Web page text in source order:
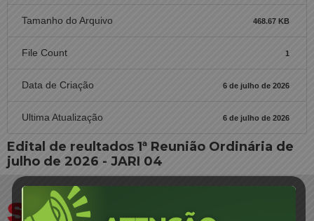
Tamanho do Arquivo 468.67 KB
File Count 1
Data de Criação 6 de julho de 2026
Ultima Atualização 6 de julho de 2026
Edital de reultados 1ª Reunião Ordinária de
julho de 2026 - JARI 04